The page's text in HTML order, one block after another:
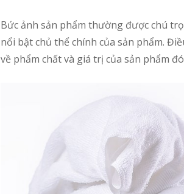
Bức ảnh sản phẩm thường được chú
nổi bật chủ thể chính của sản phẩm.
về phẩm chất và giá trị của sản phẩm